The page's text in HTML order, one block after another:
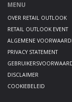
MENU
OVER RETAIL OUTLOOK
RETAIL OUTLOOK EVENT
ALGEMENE
PRIVACY STATEMENT
DISCLAIMER
COOKIEBELEID